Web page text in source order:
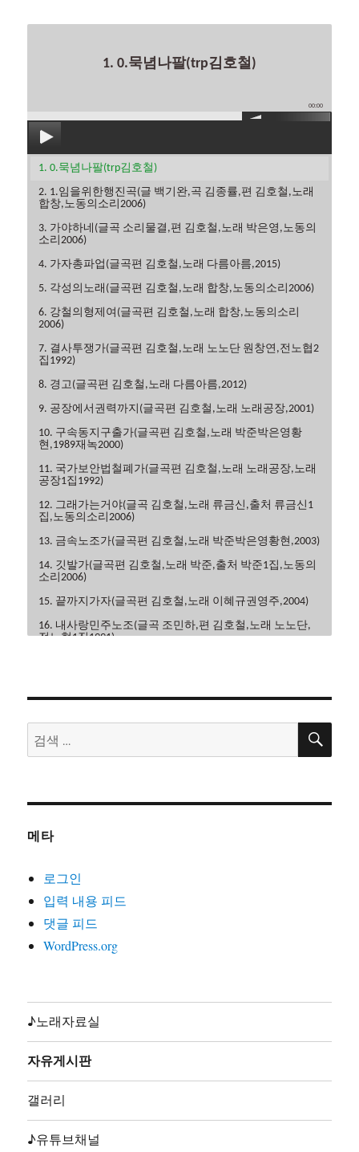
1. 0.묵념나팔(trp김호철)
00:00
1. 0.묵념나팔(trp김호철)
2. 1.임을위한행진곡(글 백기완,곡 김종률,편 김호철,노래
합창,노동의소리2006)
3. 가야하네(글곡 소리물결,편 김호철,노래 박은영,노동의
소리2006)
4. 가자총파업(글곡편 김호철,노래 다름아름,2015)
5. 각성의노래(글곡편 김호철,노래 합창,노동의소리2006)
6. 강철의형제여(글곡편 김호철,노래 합창,노동의소리
2006)
7. 결사투쟁가(글곡편 김호철,노래 노노단 원창연,전노협2
집1992)
8. 경고(글곡편 김호철,노래 다름아름,2012)
9. 공장에서권력까지(글곡편 김호철,노래 노래공장,2001)
10. 구속동지구출가(글곡편 김호철,노래 박준박은영황
현,1989재녹2000)
11. 국가보안법철폐가(글곡편 김호철,노래 노래공장,노래
공장1집1992)
12. 그래가는거야(글곡 김호철,노래 류금신,출처 류금신1
집,노동의소리2006)
13. 금속노조가(글곡편 김호철,노래 박준박은영황현,2003)
14. 깃발가(글곡편 김호철,노래 박준,출처 박준1집,노동의
소리2006)
15. 끝까지가자(글곡편 김호철,노래 이혜규권영주,2004)
16. 내사랑민주노조(글곡 조민하,편 김호철,노래 노노단,
전노협1집1991)
의소리2006)
19. 노동악법철폐가(글곡편 김호철,노래 노노단,전노협2
집1992)
20. 노동의땅에(글곡편 김호철,노래 박은영,박은영1집
23. 노동자선언(글곡 김호철,노래 꽃다지,노가공1995)
호철,노래 지민주,2013)
27. 농민가(곡편 김호철,노래 합창,노동의소리2006)
31. 동지(글곡 박철환,편 김호철,노래 합창,노동의소리
2006)
32. 동지가있기에(글곡편 김호철,노래 박준,박준2집2003)
33. 동지의발자욱(글곡편 김호철,노래 노노단,전노협1집
검
색:
검
메타
로그인
입력 내용 피드
댓글 피드
WordPress.org
♪노래자료실
자유게시판
갤러리
♪유튜브채널